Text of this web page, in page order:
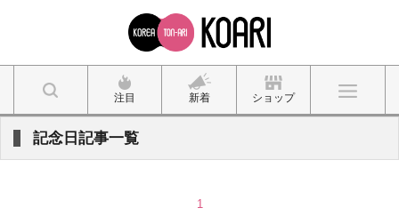
注目 新着 ショップ
記念日記事一覧
1